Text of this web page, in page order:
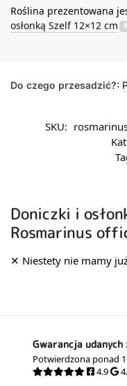
Roślina prezentowana
osłonką Szelf 12×12 cm
Do czego przesadzić?:
SKU:
Doniczki i
Rosmarinus
Gwarancja udanych
Potwierdzona ponad
4.9